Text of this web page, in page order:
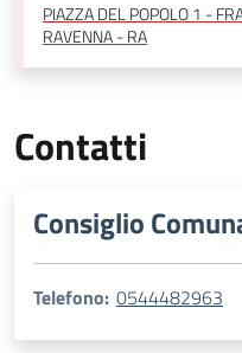
PIAZZA DEL POPOLO 1 -
RAVENNA - RA
Contatti
Consiglio
Telefono: 0544482963